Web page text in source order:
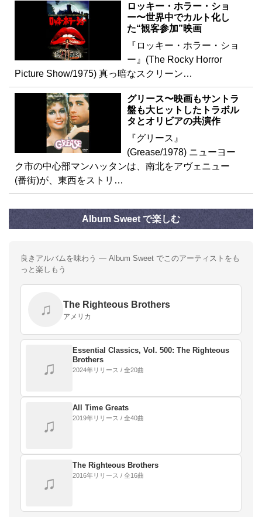
ロッキー・ホラー・ショ
ー〜世界中でカルト化し
た“観客参加”映画
『ロッキー・ホラー・ショ
ー』(The Rocky Horror
Picture Show/1975) 真っ暗なスクリーン…
グリース〜映画もサントラ
盤も大ヒットしたトラボル
タとオリビアの共演作
『グリース』
(Grease/1978) ニューヨー
ク市の中心部マンハッタンは、南北をアヴェニュー
(番街)が、東西をストリ…
Album Sweet で楽しむ
良きアルバムを味わう — Album Sweet でこのアーティストをも
っと楽しもう
♫ The Righteous Brothers
アメリカ
♫
Essential Classics, Vol. 500: The Righteous
Brothers
2024年リリース / 全20曲
♫
All Time Greats
2019年リリース / 全40曲
♫
The Righteous Brothers
2016年リリース / 全16曲